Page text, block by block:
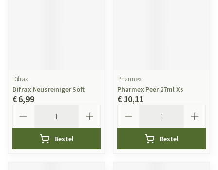
Difrax
Difrax Neusreiniger Soft
€ 6,99
Bestel
Pharmex
Pharmex Peer 27ml Xs
€ 10,11
Bestel